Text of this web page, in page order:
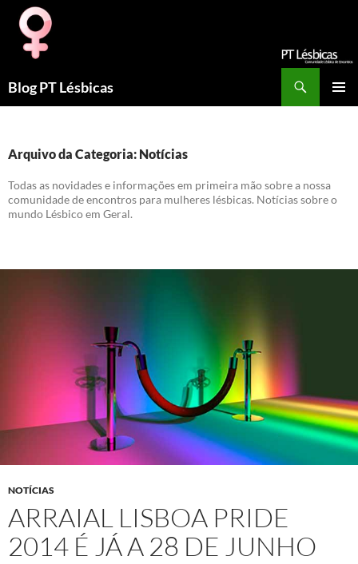
Blog PT Lésbicas
CONTEÚDO
Arquivo da Categoria: Notícias
Todas as novidades e informações em primeira mão sobre a nossa
comunidade de encontros para mulheres lésbicas. Notícias sobre o
mundo Lésbico em Geral.
NOTÍCIAS
ARRAIAL LISBOA PRIDE
2014 É JÁ A 28 DE JUNHO